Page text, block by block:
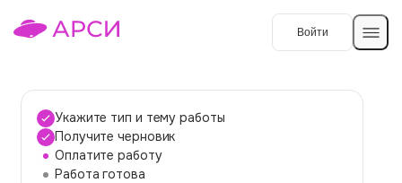
Войти
Темы работ
Укажите тип и тему работы
Получите черновик
Оплатите работу
Работа готова